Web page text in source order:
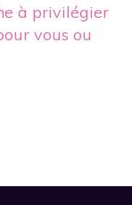
à privilégier
vous ou